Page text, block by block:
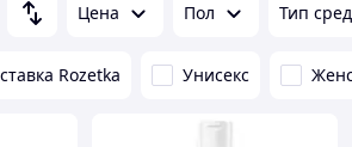
Цена Пол Тип
Rozetka Унисекс